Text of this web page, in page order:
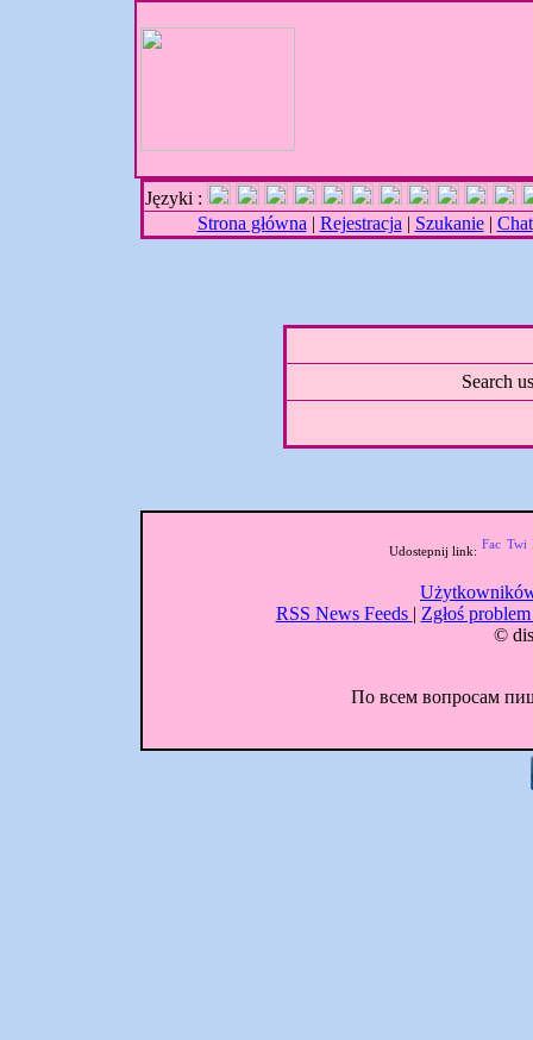
Języki :
Strona główna | Rejestracja | Szukanie| Chat
Search
Udostepnij link:
RSS News Feeds | Zgłoś
©
По всем вопросам